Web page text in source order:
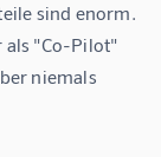
sind enorm.
als "Co-Pilot"
niemals